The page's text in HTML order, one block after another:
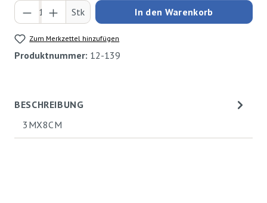
Produkt Anzahl: Gib den gewünschten Wert
Stk In den Warenkorb
Zum Merkzettel hinzufügen
Produktnummer: 12-139
BESCHREIBUNG
3MX8CM